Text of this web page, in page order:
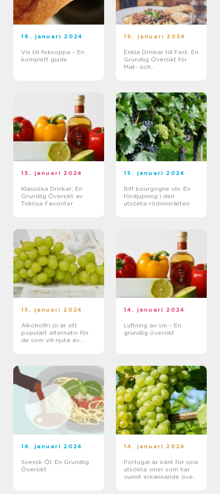
16. januari 2024
Vin till fisksoppa – En
komplett guide
16. januari 2024
Enkla Drinkar till Fest: En
Grundlig Översikt för
Mat- och
15. januari 2024
Klassiska Drinkar: En
Grundlig Översikt av
Tidlösa Favoriter
15. januari 2024
Biff bourgogne vin: En
fördjupning i den
utsökta rödvinsrätten
15. januari 2024
Alkoholfri öl är ett
populärt alternativ för
de som vill njuta av
14. januari 2024
Luftning av vin – En
grundlig översikt
14. januari 2024
Svensk Öl: En Grundlig
Översikt
14. januari 2024
Portugal är känt för sina
utsökta viner som har
vunnit erkännande över